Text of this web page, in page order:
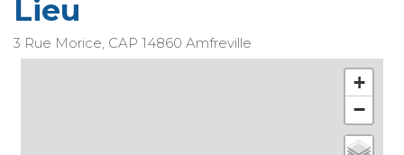
Lieu
3 Rue Morice, CAP 14860 Amfreville
+
−